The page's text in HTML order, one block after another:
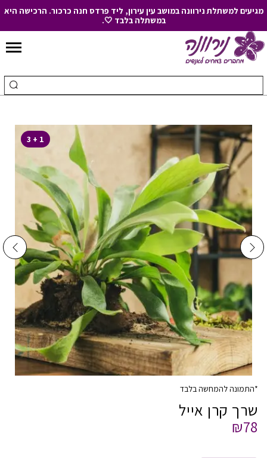
to
מגיעים למשתלת נירוונה במושב עין עירון, ליד פרדס חנה כרכור. הרכישה היא
במשתלה בלבד 🤍.
1 + 3
*התמונה להמחשה בלבד
שרך קרן אייל
₪78